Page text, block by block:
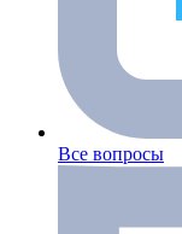
Все вопросы